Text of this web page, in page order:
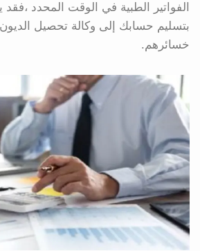
الفواتير الطبية في الوقت المحدد ،فقد
بتسليم حسابك إلى وكالة تحصيل الديون
خسائرهم.